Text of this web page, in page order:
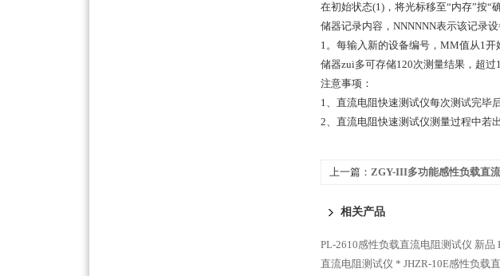
在初始状态(1)，将光标移至“内存”按“
储器记录内容，NNNNNN表示该记录
1。每输入新的设备编号，MM值从1开
储器zui多可存储120次测量结果，超
注意事项：
1、直流电阻快速测试仪每次测试完毕
2、直流电阻快速测试仪测量过程中若
上一篇： ZGY-III多功能感性负载直
相关产品
PL-2610感性负载直流电阻测试仪 新品
直流电阻测试仪 * JHZR-10E感性负载